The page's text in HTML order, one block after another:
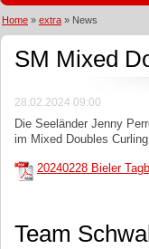
Home » extra » News
SM Mixed
28.02.2024 09:00
Die Seeländer Jenny
im Mixed Doubles
20240228 Bieler
Team